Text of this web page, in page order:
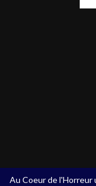
Au Coeur de l'Horreur